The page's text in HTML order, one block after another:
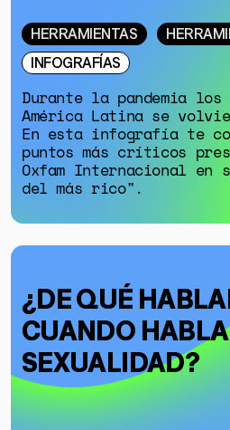
GÉNERO
DERECHOS
SALUD MENTAL
EMERGENCIA
HERRAMIENTAS
SOBRE MUTANTE
DONACIONES
ESPECIALES
HERRAMIENTAS
INFOGRAFÍAS
Durante la pandemia
América Latina se
En esta infografía te
puntos más críticos
Oxfam Internacional en
del más rico".
¿DE QUÉ
CUANDO
SEXUALIDAD?